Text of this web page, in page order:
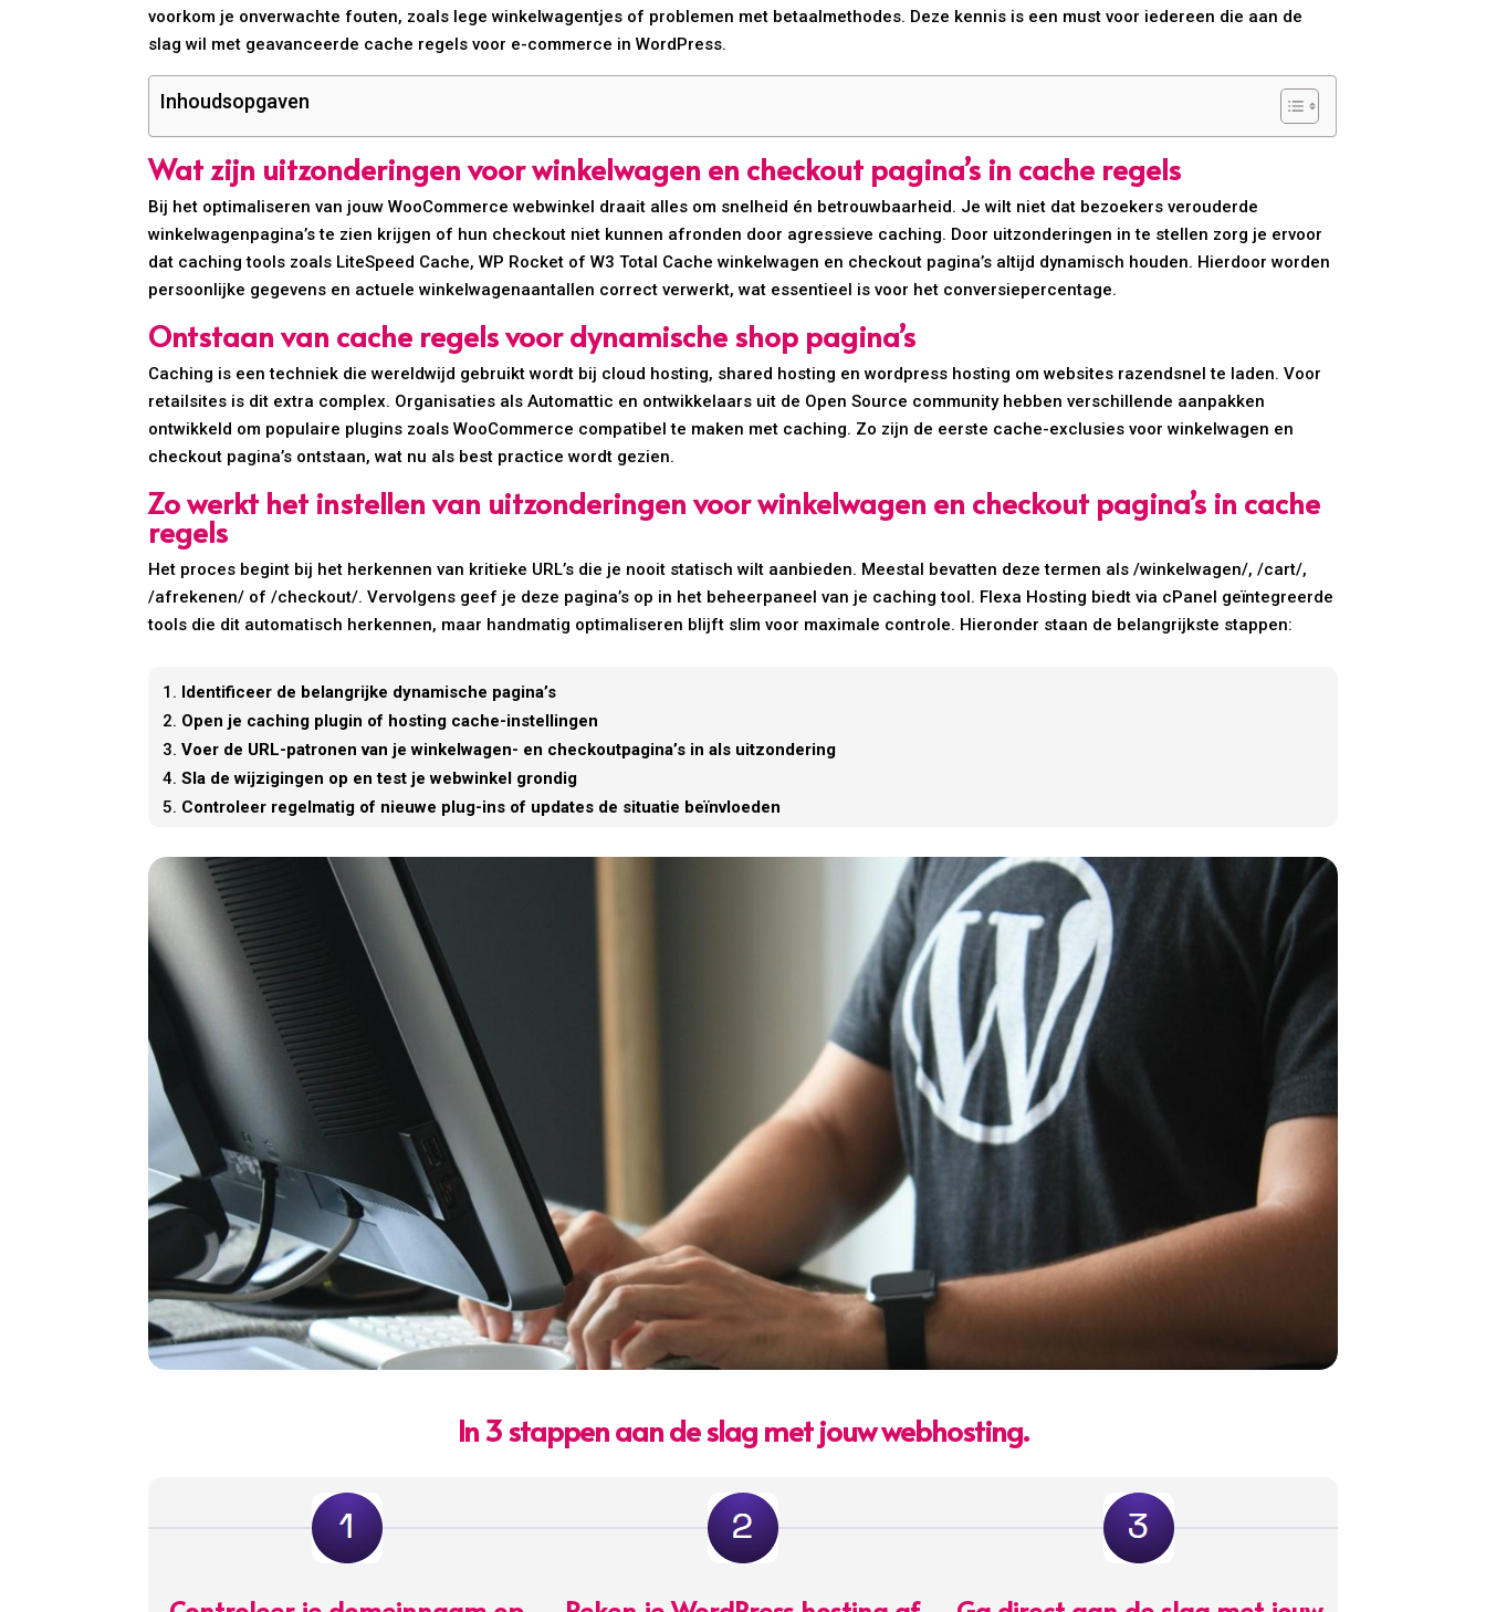
voorkom je onverwachte fouten, zoals lege winkelwagentjes of problemen met betaalmethodes. Deze kennis is een must voor iedereen die aan de
slag wil met geavanceerde cache regels voor e-commerce in WordPress.
Inhoudsopgaven
Wat zijn uitzonderingen voor winkelwagen en checkout pagina’s in cache regels
Bij het optimaliseren van jouw WooCommerce webwinkel draait alles om snelheid én betrouwbaarheid. Je wilt niet dat bezoekers verouderde
winkelwagenpagina’s te zien krijgen of hun checkout niet kunnen afronden door agressieve caching. Door uitzonderingen in te stellen zorg je ervoor
dat caching tools zoals LiteSpeed Cache, WP Rocket of W3 Total Cache winkelwagen en checkout pagina’s altijd dynamisch houden. Hierdoor worden
persoonlijke gegevens en actuele winkelwagenaantallen correct verwerkt, wat essentieel is voor het conversiepercentage.
Ontstaan van cache regels voor dynamische shop pagina’s
Caching is een techniek die wereldwijd gebruikt wordt bij cloud hosting, shared hosting en wordpress hosting om websites razendsnel te laden. Voor
retailsites is dit extra complex. Organisaties als Automattic en ontwikkelaars uit de Open Source community hebben verschillende aanpakken
ontwikkeld om populaire plugins zoals WooCommerce compatibel te maken met caching. Zo zijn de eerste cache-exclusies voor winkelwagen en
checkout pagina’s ontstaan, wat nu als best practice wordt gezien.
Zo werkt het instellen van uitzonderingen voor winkelwagen en checkout pagina’s in cache
regels
Het proces begint bij het herkennen van kritieke URL’s die je nooit statisch wilt aanbieden. Meestal bevatten deze termen als /winkelwagen/, /cart/,
/afrekenen/ of /checkout/. Vervolgens geef je deze pagina’s op in het beheerpaneel van je caching tool. Flexa Hosting biedt via cPanel geïntegreerde
tools die dit automatisch herkennen, maar handmatig optimaliseren blijft slim voor maximale controle. Hieronder staan de belangrijkste stappen:
Identificeer de belangrijke dynamische pagina’s
Open je caching plugin of hosting cache-instellingen
Voer de URL-patronen van je winkelwagen- en checkoutpagina’s in als uitzondering
Sla de wijzigingen op en test je webwinkel grondig
Controleer regelmatig of nieuwe plug-ins of updates de situatie beïnvloeden
In 3 stappen aan de slag met jouw webhosting.